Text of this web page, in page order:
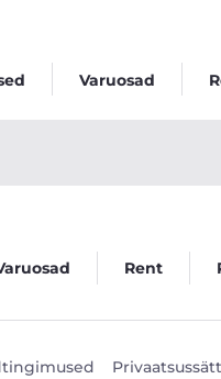
Varuosad
Rent